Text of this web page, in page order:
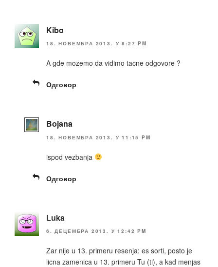
Kibo
18. НОВЕМБРА 2013. У 8:27 PM
A gde mozemo da vidimo tacne odgovore ?
Одговор
Bojana
18. НОВЕМБРА 2013. У 11:15 PM
ispod vezbanja
Одговор
Luka
6. ДЕЦЕМБРА 2013. У 12:42 PM
Zar nije u 13. primeru resenja: es sorti, posto je
licna zamenica u 13. primeru Tu (ti), a kad menjas